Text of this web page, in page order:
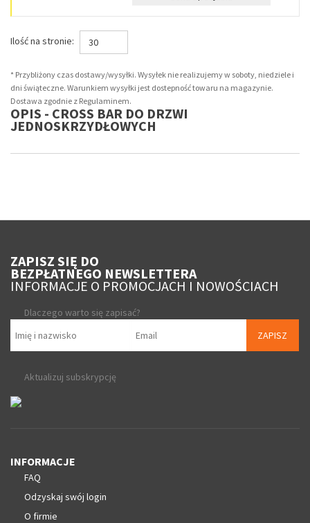
Ilość na stronie: 30
* Przybliżony czas dostawy/wysyłki. Wysyłek nie realizujemy w soboty, niedziele i
dni świąteczne. Warunkiem wysyłki jest dostepność towaru na magazynie.
Dostawa zgodnie z Regulaminem.
OPIS - CROSS BAR DO DRZWI
JEDNOSKRZYDŁOWYCH
ZAPISZ SIĘ DO
BEZPŁATNEGO NEWSLETTERA
INFORMACJE O PROMOCJACH I NOWOŚCIACH
Dlaczego warto się zapisać?
ZAPISZ
Aktualizuj subskrypcję
INFORMACJE
FAQ
Odzyskaj swój login
O firmie